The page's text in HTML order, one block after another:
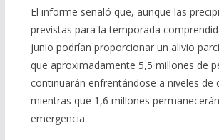
El informe señaló que, aunque las
previstas para la temporada
junio podrían proporcionar un alivio
que aproximadamente 5,5 millones de
continuarán enfrentándose a niveles de
mientras que 1,6 millones
emergencia.